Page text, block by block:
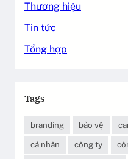
Thương hiệu
Tin tức
Tổng hợp
Tags
branding bảo vệ
cá nhân
công ty